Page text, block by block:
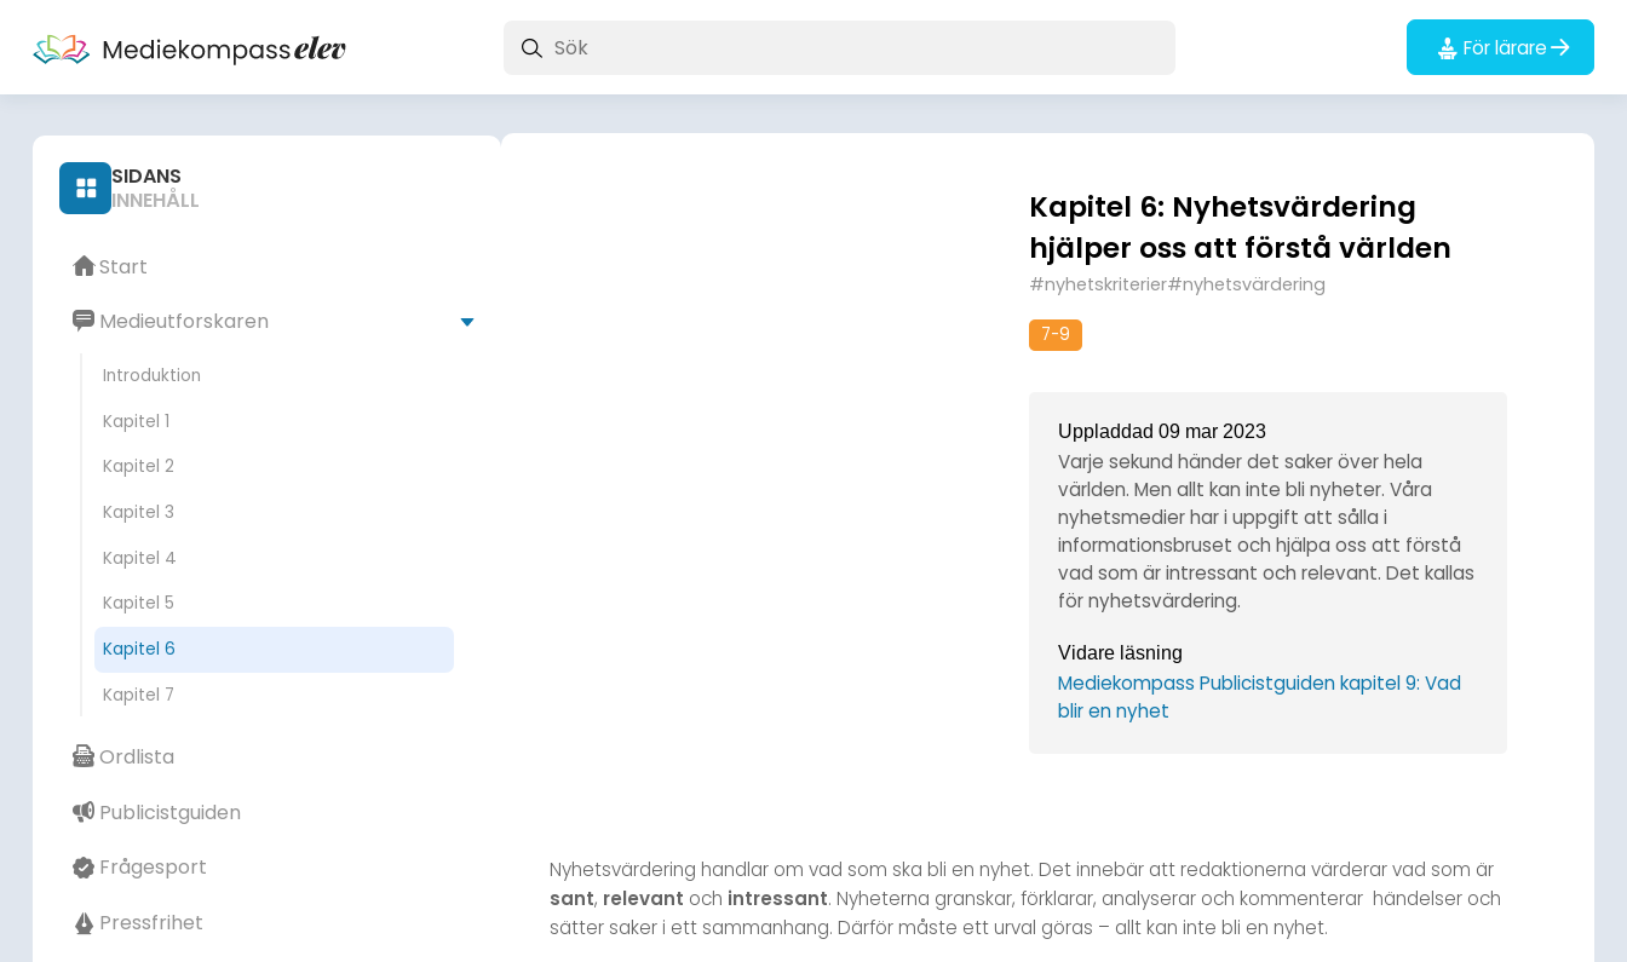
Sök För lärare
SIDANS
INNEHÅLL
Start
Medieutforskaren
Introduktion
Kapitel 1
Kapitel 2
Kapitel 3
Kapitel 4
Kapitel 5
Kapitel 6
Kapitel 7
Ordlista
Publicistguiden
Frågesport
Pressfrihet
Kapitel 6: Nyhetsvärdering
hjälper oss att förstå världen
#nyhetskriterier#nyhetsvärdering
7-9
Uppladdad 09 mar 2023
Varje sekund händer det saker över hela
världen. Men allt kan inte bli nyheter. Våra
nyhetsmedier har i uppgift att sålla i
informationsbruset och hjälpa oss att förstå
vad som är intressant och relevant. Det kallas
för nyhetsvärdering.
Vidare läsning
Mediekompass Publicistguiden kapitel 9: Vad
blir en nyhet
Nyhetsvärdering handlar om vad som ska bli en nyhet. Det innebär att redaktionerna värderar vad som är
sant, relevant och intressant. Nyheterna granskar, förklarar, analyserar och kommenterar händelser och
sätter saker i ett sammanhang. Därför måste ett urval göras – allt kan inte bli en nyhet.